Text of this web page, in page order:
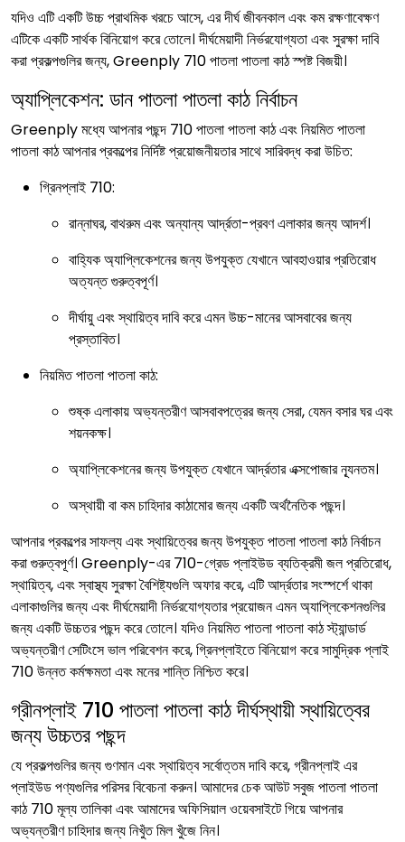
যদিও এটি একটি উচ্চ প্রাথমিক খরচে আসে, এর দীর্ঘ জীবনকাল এবং কম রক্ষণাবেক্ষণ
এটিকে একটি সার্থক বিনিয়োগ করে তোলে। দীর্ঘমেয়াদী নির্ভরযোগ্যতা এবং সুরক্ষা দাবি
করা প্রকল্পগুলির জন্য, Greenply 710 পাতলা পাতলা কাঠ স্পষ্ট বিজয়ী।
অ্যাপ্লিকেশন: ডান পাতলা পাতলা কাঠ নির্বাচন
Greenply মধ্যে আপনার পছন্দ 710 পাতলা পাতলা কাঠ এবং নিয়মিত পাতলা
পাতলা কাঠ আপনার প্রকল্পের নির্দিষ্ট প্রয়োজনীয়তার সাথে সারিবদ্ধ করা উচিত:
গ্রিনপ্লাই 710:
রান্নাঘর, বাথরুম এবং অন্যান্য আর্দ্রতা-প্রবণ এলাকার জন্য আদর্শ।
বাহ্যিক অ্যাপ্লিকেশনের জন্য উপযুক্ত যেখানে আবহাওয়ার প্রতিরোধ
অত্যন্ত গুরুত্বপূর্ণ।
দীর্ঘায়ু এবং স্থায়িত্ব দাবি করে এমন উচ্চ-মানের আসবাবের জন্য
প্রস্তাবিত।
নিয়মিত পাতলা পাতলা কাঠ:
শুষ্ক এলাকায় অভ্যন্তরীণ আসবাবপত্রের জন্য সেরা, যেমন বসার ঘর এবং
শয়নকক্ষ।
অ্যাপ্লিকেশনের জন্য উপযুক্ত যেখানে আর্দ্রতার এক্সপোজার ন্যূনতম।
অস্থায়ী বা কম চাহিদার কাঠামোর জন্য একটি অর্থনৈতিক পছন্দ।
আপনার প্রকল্পের সাফল্য এবং স্থায়িত্বের জন্য উপযুক্ত পাতলা পাতলা কাঠ নির্বাচন
করা গুরুত্বপূর্ণ। Greenply-এর 710-গ্রেড প্লাইউড ব্যতিক্রমী জল প্রতিরোধ,
স্থায়িত্ব, এবং স্বাস্থ্য সুরক্ষা বৈশিষ্ট্যগুলি অফার করে, এটি আর্দ্রতার সংস্পর্শে থাকা
এলাকাগুলির জন্য এবং দীর্ঘমেয়াদী নির্ভরযোগ্যতার প্রয়োজন এমন অ্যাপ্লিকেশনগুলির
জন্য একটি উচ্চতর পছন্দ করে তোলে। যদিও নিয়মিত পাতলা পাতলা কাঠ স্ট্যান্ডার্ড
অভ্যন্তরীণ সেটিংসে ভাল পরিবেশন করে, গ্রিনপ্লাইতে বিনিয়োগ করে সামুদ্রিক প্লাই
710 উন্নত কর্মক্ষমতা এবং মনের শান্তি নিশ্চিত করে।
গ্রীনপ্লাই 710 পাতলা পাতলা কাঠদীর্ঘস্থায়ী স্থায়িত্বের
জন্য উচ্চতর পছন্দ
যে প্রকল্পগুলির জন্য গুণমান এবং স্থায়িত্ব সর্বোত্তম দাবি করে, গ্রীনপ্লাই এর
প্লাইউড পণ্যগুলির পরিসর বিবেচনা করুন। আমাদের চেক আউট সবুজ পাতলা পাতলা
কাঠ 710 মূল্য তালিকা এবং আমাদের অফিসিয়াল ওয়েবসাইটে গিয়ে আপনার
অভ্যন্তরীণ চাহিদার জন্য নিখুঁত মিল খুঁজে নিন।